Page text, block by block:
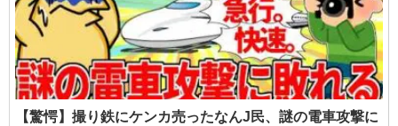
【驚愕】撮り鉄にケンカ売ったなんJ民、謎の電車攻撃に